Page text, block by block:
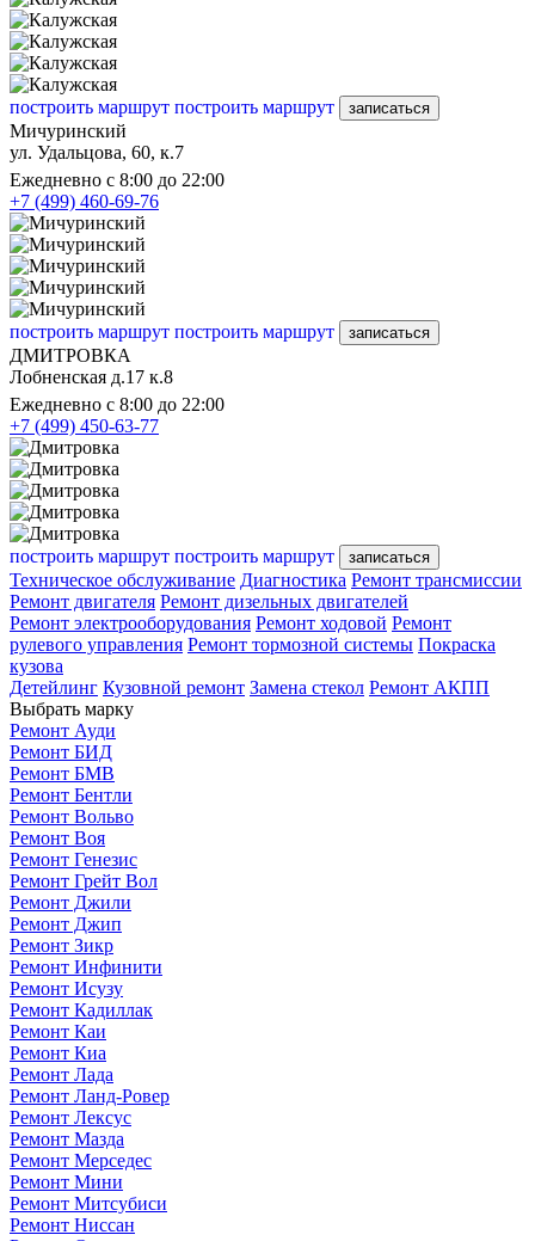
построить маршрут построить маршрут записаться
Мичуринский
ул. Удальцова, 60, к.7
Ежедневно с 8:00 до 22:00
+7 (499) 460-69-76
построить маршрут построить маршрут записаться
ДМИТРОВКА
Лобненская д.17 к.8
Ежедневно с 8:00 до 22:00
+7 (499) 450-63-77
построить маршрут построить маршрут записаться
Техническое обслуживание Диагностика Ремонт трансмиссии
Ремонт двигателя Ремонт дизельных двигателей
Ремонт электрооборудования Ремонт ходовой Ремонт
рулевого управления Ремонт тормозной системы Покраска
кузова
Детейлинг Кузовной ремонт Замена стекол Ремонт АКПП
Выбрать марку
Ремонт Ауди
Ремонт БИД
Ремонт БМВ
Ремонт Бентли
Ремонт Вольво
Ремонт Воя
Ремонт Генезис
Ремонт Грейт Вол
Ремонт Джили
Ремонт Джип
Ремонт Зикр
Ремонт Инфинити
Ремонт Исузу
Ремонт Кадиллак
Ремонт Каи
Ремонт Киа
Ремонт Лада
Ремонт Ланд-Ровер
Ремонт Лексус
Ремонт Мазда
Ремонт Мерседес
Ремонт Мини
Ремонт Митсубиси
Ремонт Ниссан